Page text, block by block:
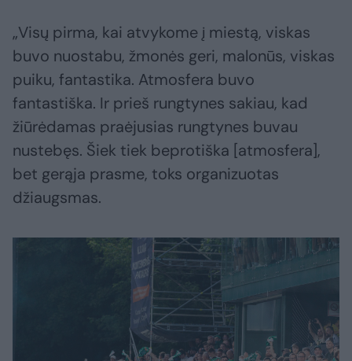
„Visų pirma, kai atvykome į miestą, viskas
buvo nuostabu, žmonės geri, malonūs, viskas
puiku, fantastika. Atmosfera buvo
fantastiška. Ir prieš rungtynes sakiau, kad
žiūrėdamas praėjusias rungtynes buvau
nustebęs. Šiek tiek beprotiška [atmosfera],
bet gerąja prasme, toks organizuotas
džiaugsmas.